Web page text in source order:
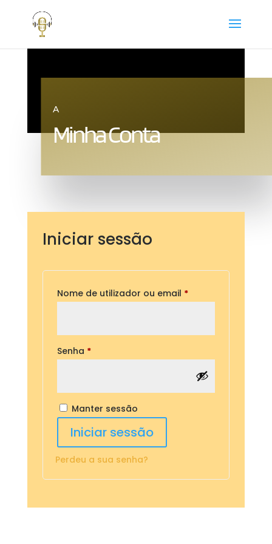
A
Minha Conta
Iniciar sessão
Nome de utilizador ou email *
Senha *
Manter sessão
Iniciar sessão
Perdeu a sua senha?